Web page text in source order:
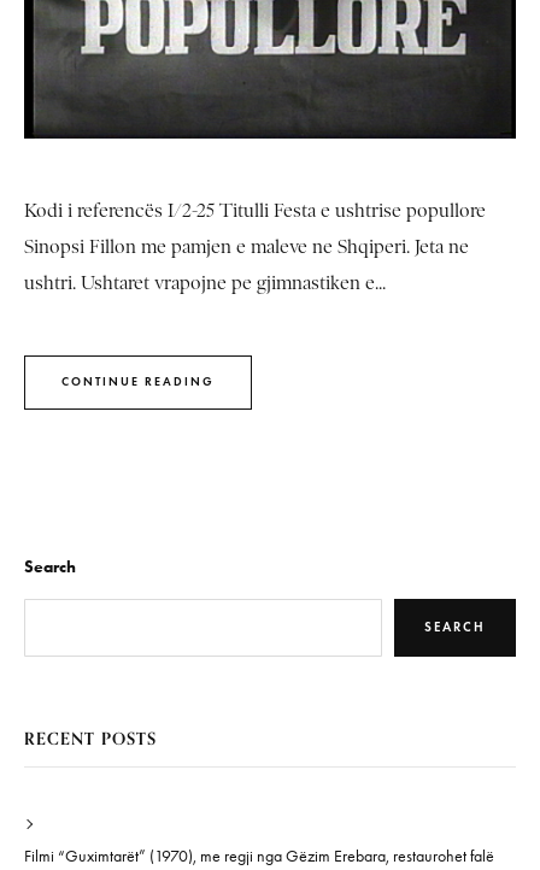
Kodi i referencës I/2-25 Titulli Festa e ushtrise popullore
Sinopsi Fillon me pamjen e maleve ne Shqiperi. Jeta ne
ushtri. Ushtaret vrapojne pe gjimnastiken e...
CONTINUE READING
Search
SEARCH
RECENT POSTS
Filmi “Guximtarët” (1970), me regji nga Gëzim Erebara, restaurohet falë